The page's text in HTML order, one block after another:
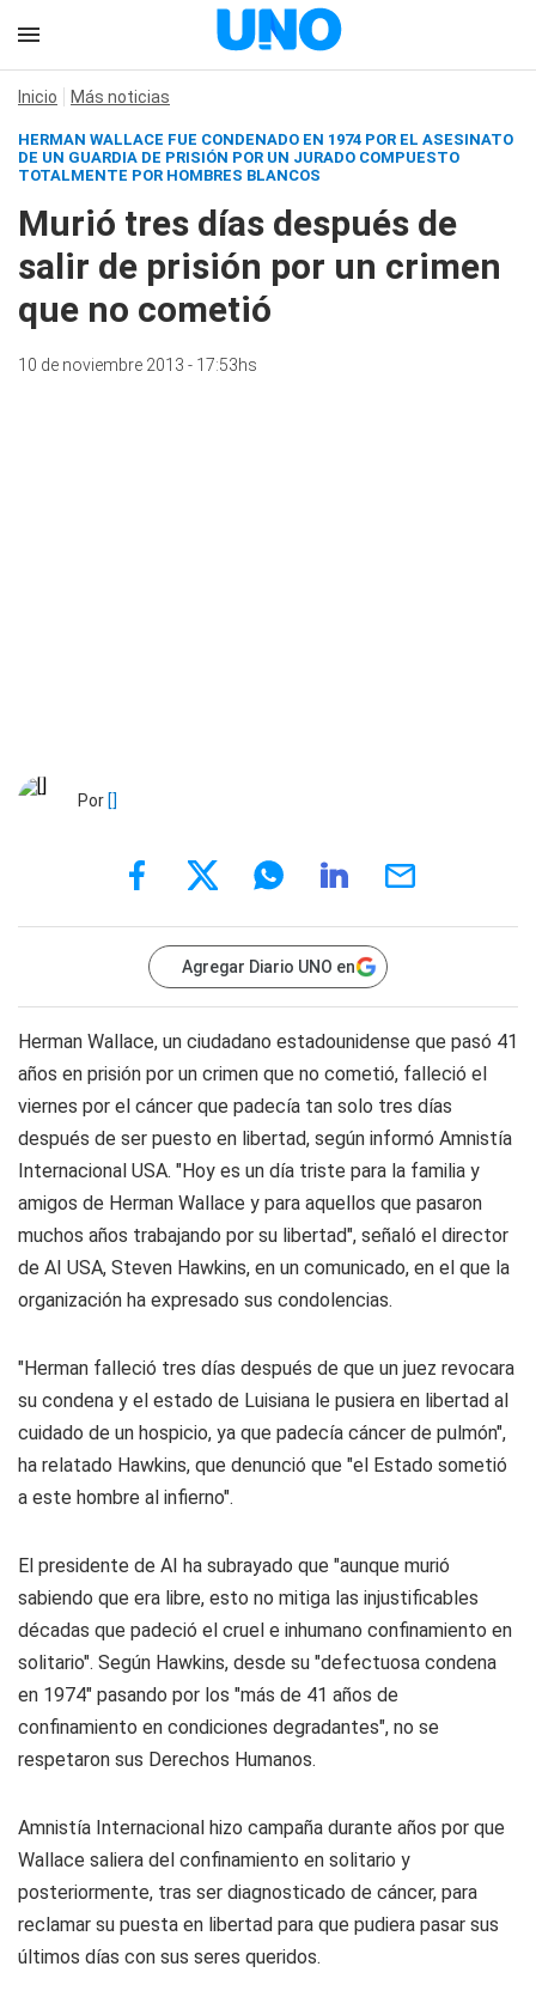
Inicio Más noticias
HERMAN WALLACE FUE CONDENADO EN 1974 POR EL ASESINATO
DE UN GUARDIA DE PRISIÓN POR UN JURADO COMPUESTO
TOTALMENTE POR HOMBRES BLANCOS
Murió tres días después de
salir de prisión por un crimen
que no cometió
10 de noviembre 2013 - 17:53hs
Por []
Agregar Diario UNO en
Herman Wallace, un ciudadano estadounidense que pasó 41
años en prisión por un crimen que no cometió, falleció el
viernes por el cáncer que padecía tan solo tres días
después de ser puesto en libertad, según informó Amnistía
Internacional USA. "Hoy es un día triste para la familia y
amigos de Herman Wallace y para aquellos que pasaron
muchos años trabajando por su libertad", señaló el director
de AI USA, Steven Hawkins, en un comunicado, en el que la
organización ha expresado sus condolencias.
"Herman falleció tres días después de que un juez revocara
su condena y el estado de Luisiana le pusiera en libertad al
cuidado de un hospicio, ya que padecía cáncer de pulmón",
ha relatado Hawkins, que denunció que "el Estado sometió
a este hombre al infierno".
El presidente de AI ha subrayado que "aunque murió
sabiendo que era libre, esto no mitiga las injustificables
décadas que padeció el cruel e inhumano confinamiento en
solitario". Según Hawkins, desde su "defectuosa condena
en 1974" pasando por los "más de 41 años de
confinamiento en condiciones degradantes", no se
respetaron sus Derechos Humanos.
Amnistía Internacional hizo campaña durante años por que
Wallace saliera del confinamiento en solitario y
posteriormente, tras ser diagnosticado de cáncer, para
reclamar su puesta en libertad para que pudiera pasar sus
últimos días con sus seres queridos.